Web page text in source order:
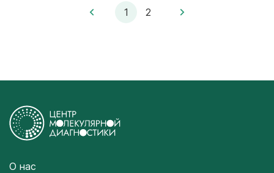
1 2
О нас